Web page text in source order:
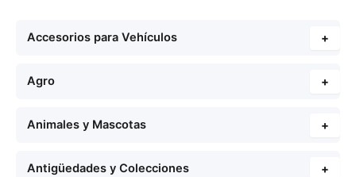
Accesorios para Vehículos +
Agro +
Animales y Mascotas +
Antigüedades y Colecciones +